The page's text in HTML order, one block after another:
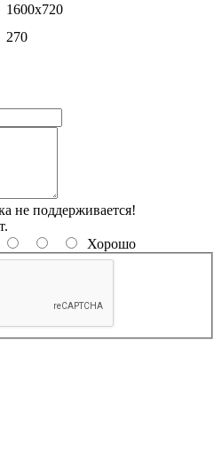
1600x720
270
не поддерживается!
Хорошо